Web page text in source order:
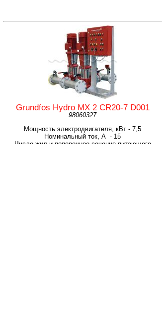
Grundfos Hydro MX 2 CR20-7 D001
98060327
Мощность электродвигателя, кВт - 7,5
Номинальный ток, А - 15
Число жил и поперечное сечение питающего